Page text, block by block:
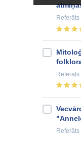
Referāts
Referāts
Referāts